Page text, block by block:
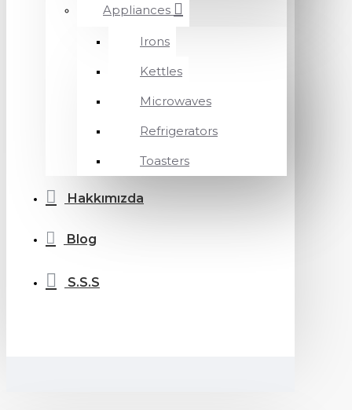
Appliances
Irons
Kettles
Microwaves
Refrigerators
Toasters
Hakkımızda
Blog
S.S.S